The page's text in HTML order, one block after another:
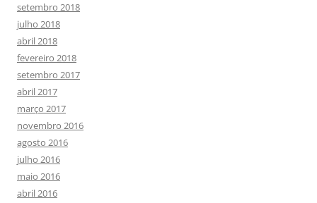
setembro 2018
julho 2018
abril 2018
fevereiro 2018
setembro 2017
abril 2017
março 2017
novembro 2016
agosto 2016
julho 2016
maio 2016
abril 2016